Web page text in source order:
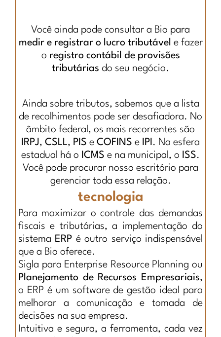
Você ainda pode consultar a Bio para
medir e registrar o lucro tributável e fazer
o registro contábil de provisões
tributárias do seu negócio.
Ainda sobre tributos, sabemos que a lista
de recolhimentos pode ser desafiadora. No
âmbito federal, os mais recorrentes são
IRPJ, CSLL, PIS e COFINS e IPI . Na esfera
estadual há o ICMS e na municipal, o ISS.
Você pode procurar nosso escritório para
gerenciar toda essa relação.
tecnologia
Para maximizar o controle das demandas
fiscais e tributárias, a implementação do
sistema ERP é outro serviço indispensável
que a Bio oferece.
Sigla para Enterprise Resource Planning ou
Planejamento de Recursos Empresariais,
o ERP é um software de gestão ideal para
melhorar a comunicação e tomada de
decisões na sua empresa.
Intuitiva e segura, a ferramenta, cada vez